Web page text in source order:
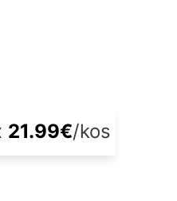
21.99€/kos